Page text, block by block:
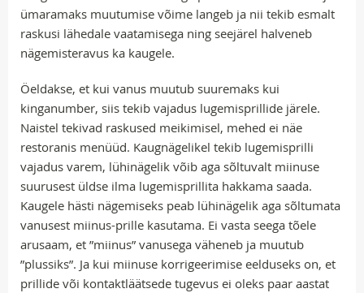
ümaramaks muutumise võime langeb ja nii tekib esmalt
raskusi lähedale vaatamisega ning seejärel halveneb
nägemisteravus ka kaugele.
Öeldakse, et kui vanus muutub suuremaks kui
kinganumber, siis tekib vajadus lugemisprillide järele.
Naistel tekivad raskused meikimisel, mehed ei näe
restoranis menüüd. Kaugnägelikel tekib lugemisprilli
vajadus varem, lühinägelik võib aga sõltuvalt miinuse
suurusest üldse ilma lugemisprillita hakkama saada.
Kaugele hästi nägemiseks peab lühinägelik aga sõltumata
vanusest miinus-prille kasutama. Ei vasta seega tõele
arusaam, et ”miinus” vanusega väheneb ja muutub
”plussiks”. Ja kui miinuse korrigeerimise eelduseks on, et
prillide või kontaktläätsede tugevus ei oleks paar aastat